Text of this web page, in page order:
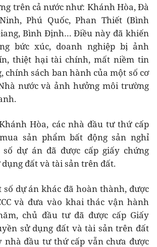
trên cả nước như: Khánh Hòa, Đà
Phú Quốc, Phan Thiết (Bình
Bình Định… Điều này đã khiến
bức xúc, doanh nghiệp bị ảnh
thiệt hại tài chính, mất niềm tin
chính sách ban hành của một số cơ
nước và ảnh hưởng môi trường
Hòa, các nhà đầu tư thứ cấp
sản phẩm bất động sản nghỉ
dự án đã được cấp giấy chứng
đất và tài sản trên đất.
dự án khác đã hoàn thành, được
và đưa vào khai thác vận hành
chủ đầu tư đã được cấp Giấy
sử dụng đất và tài sản trên đất
nhà đầu tư thứ cấp vẫn chưa được